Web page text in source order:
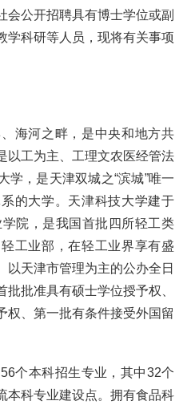
会公开招聘具有博士学位或副
学科研等人员，现将有关事项
海河之畔，是中央和地方共
以工为主、工理文农医经管法
学，是天津双城之“滨城”唯一
的大学。天津科技大学建于
院，是我国首批四所轻工类
工业部，在轻工业界享有盛
以天津市管理为主的公办全日
批准具有硕士学位授予权、
权、第一批有条件接受外国留
个本科招生专业，其中32个
本科专业建设点。拥有食品科